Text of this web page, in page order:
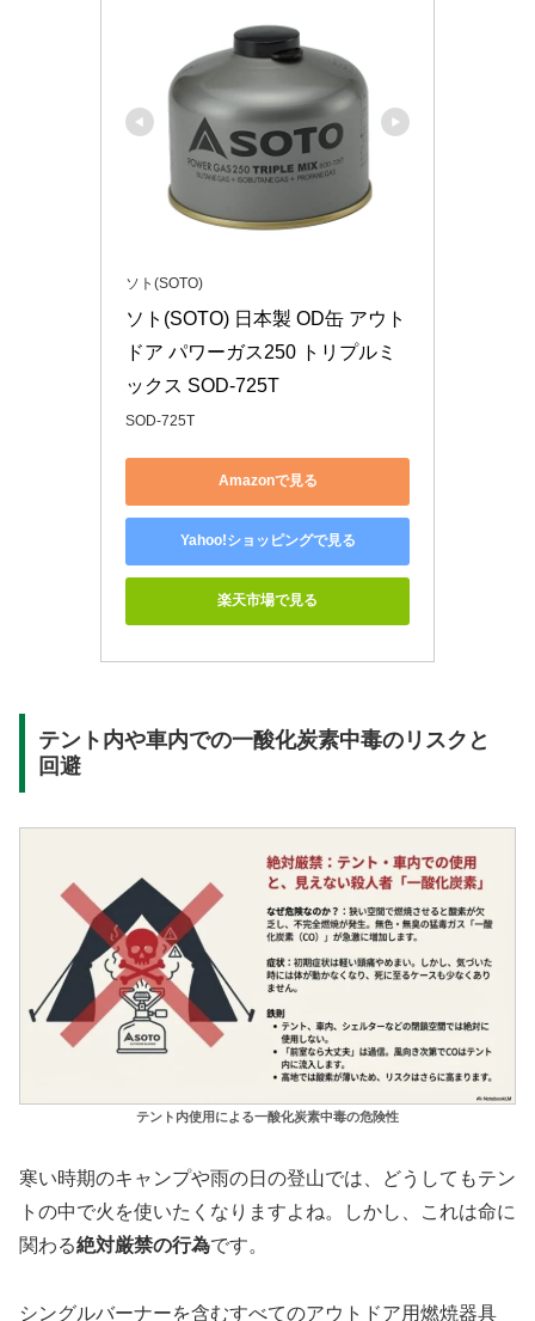
ソト(SOTO)
ソト(SOTO) 日本製 OD缶 アウト
ドア パワーガス250 トリプルミ
ックス SOD-725T
SOD-725T
Amazonで見る
Yahoo!ショッピングで見る
楽天市場で見る
テント内や車内での一酸化炭素中毒のリスクと
回避
テント内使用による一酸化炭素中毒の危険性
寒い時期のキャンプや雨の日の登山では、どうしてもテン
トの中で火を使いたくなりますよね。しかし、これは命に
関わる絶対厳禁の行為です。
シングルバーナーを含むすべてのアウトドア用燃焼器具